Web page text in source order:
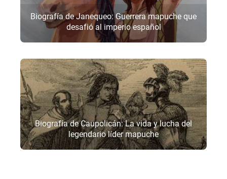
Biografía de Janequeo: Guerrera mapuche que
desafió al imperio español
Biografía de Caupolicán: La vida y lucha del
legendario líder mapuche